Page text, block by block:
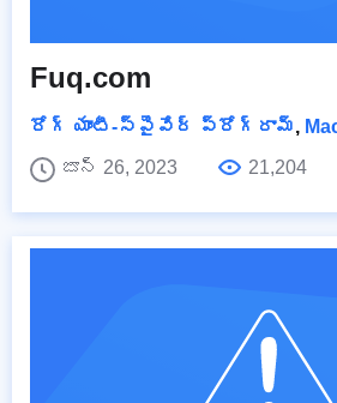
Fuq.com
రోగ్ యాంటీ-స్పైవేర్ ప్రోగ్రామ్,
జూన్ 26, 2023
21,204